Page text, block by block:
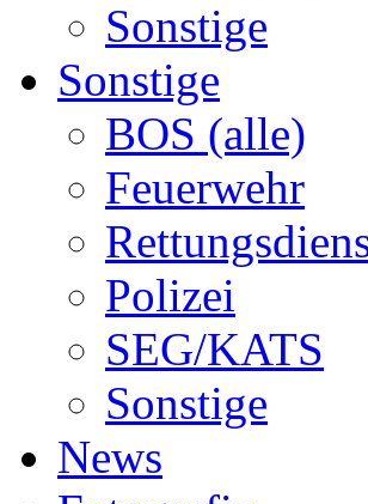
Sonstige
Sonstige
BOS (alle)
Feuerwehr
Polizei
SEG/KATS
Sonstige
News